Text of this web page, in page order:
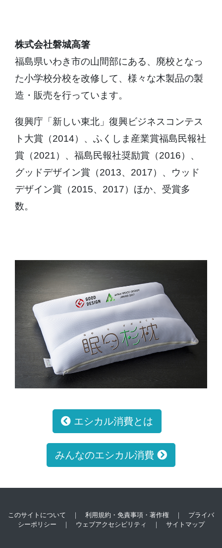
株式会社磐城高箸
福島県いわき市の山間部にある、廃校となっ
た小学校分校を改修して、様々な木製品の製
造・販売を行っています。
復興庁「新しい東北」復興ビジネスコンテス
ト大賞（2014）、ふくしま産業賞福島民報社
賞（2021）、福島民報社奨励賞（2016）、
グッドデザイン賞（2013、2017）、ウッド
デザイン賞（2015、2017）ほか、受賞多
数。
エシカル消費とは
みんなのエシカル消費
このサイトについて ｜ 利用規約・免責事項・著作権 ｜ プライバ
シーポリシー ｜ ウェブアクセシビリティ ｜ サイトマップ